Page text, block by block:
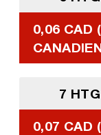
0,06 CAD
7
0,07 CAD